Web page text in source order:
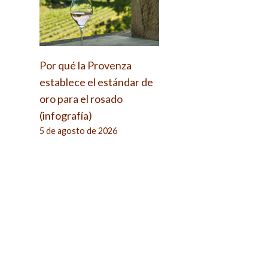
Por qué la Provenza
establece el estándar de
oro para el rosado
(infografía)
5 de agosto de 2026